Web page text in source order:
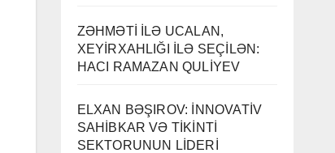
ZƏHMƏTİ İLƏ UCALAN,
XEYİRXAHLIĞI İLƏ SEÇİLƏN:
HACI RAMAZAN QULİYEV
ELXAN BƏŞIROV: İNNOVATİV
SAHİBKAR VƏ TİKİNTİ
SEKTORUNUN LİDERİ